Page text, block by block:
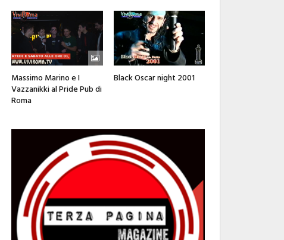
Massimo Marino e I
Vazzanikki al Pride Pub di
Roma
Black Oscar night 2001